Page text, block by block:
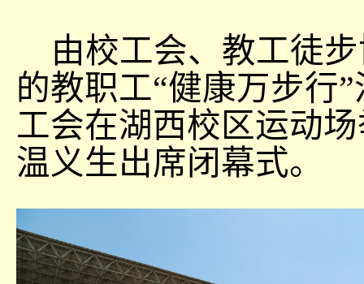
由校工会、教工徒
的教职工“健康万步行
工会在湖西校区运动
温义生出席闭幕式。